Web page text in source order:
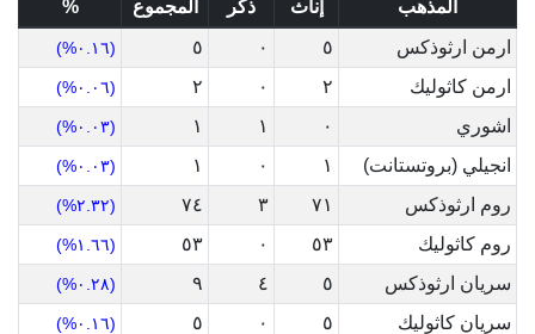
المذهب
إناث ذكر المجموع
%
ارمن ارثوذكس
٥ ٠ ٥ (٠.١٦%)
ارمن كاثوليك ٢ ٠ ٢ (٠.٠٦%)
اشوري ٠ ١ ١ (٠.٠٣%)
انجيلي (بروتستانت) ١ ٠ ١ (٠.٠٣%)
روم ارثوذكس ٧١ ٣ ٧٤ (٢.٣٢%)
روم كاثوليك ٥٣ ٠ ٥٣ (١.٦٦%)
سريان ارثوذكس ٥ ٤ ٩ (٠.٢٨%)
سريان كاثوليك ٥ ٠ ٥ (٠.١٦%)